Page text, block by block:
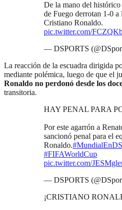
De la mano del
de Fuego derrotan 1-0 a
Cristiano Ronaldo.
pic.twitter.com/
— DSPORTS
La reacción de la escuadra dirigida
mediante polémica, luego de que el
Ronaldo no perdonó desde los
transitoria.
HAY PENAL PARA
Por este agarrón a
sancionó penal para el
Ronaldo.
#FIFAWorldCup
pic.twitter.com/
— DSPORTS
¡CRISTIANO